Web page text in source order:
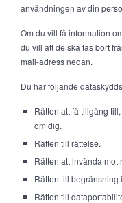
användningen av din
Om du vill få information
du vill att de ska tas bort
mail-adress nedan.
Du har följande
Rätten att få tillgång
om dig.
Rätten till rättelse.
Rätten att invända mot
Rätten till begränsning
Rätten till